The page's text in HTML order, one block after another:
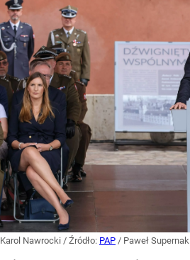
Karol Nawrocki / Źródło: PAP / Paweł Supernak